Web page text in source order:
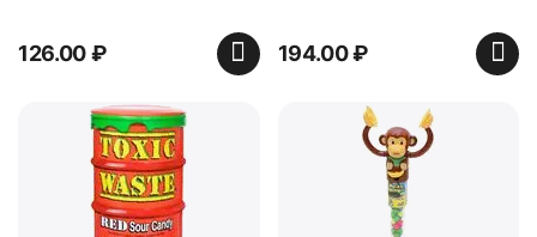
126.00₽ 194.00₽